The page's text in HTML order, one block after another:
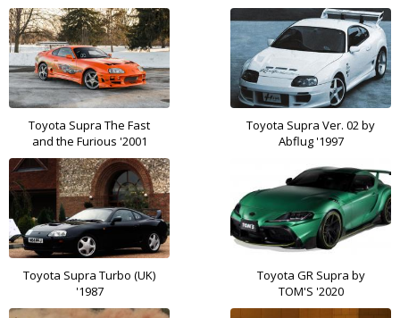
Toyota Supra The Fast
and the Furious '2001
Toyota Supra Ver. 02 by
Abflug '1997
Toyota Supra Turbo (UK)
'1987
Toyota GR Supra by
TOM'S '2020